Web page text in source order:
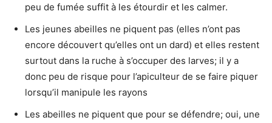
peu de fumée suffit à les étourdir et les calmer.
Les jeunes abeilles ne piquent pas (elles n’ont pas
encore découvert qu’elles ont un dard) et elles restent
surtout dans la ruche à s’occuper des larves; il y a
donc peu de risque pour l’apiculteur de se faire piquer
lorsqu’il manipule les rayons
Les abeilles ne piquent que pour se défendre; oui, une